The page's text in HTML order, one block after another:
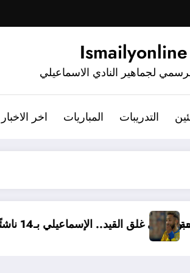
Ismailyonline
لجماهير النادي الاسماعيلي
اخر الاخبار المباريات التدريبات
أسبوع على غلق القيد.. الإسماعيليانتقاله إلى سموحة